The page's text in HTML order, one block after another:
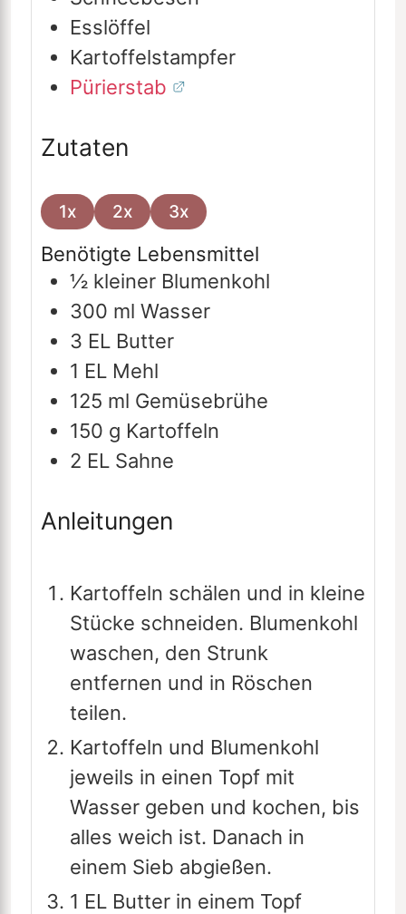
Esslöffel
Kartoffelstampfer
Pürierstab
Zutaten
1x 2x 3x
Benötigte Lebensmittel
½ kleiner Blumenkohl
300 ml Wasser
3 EL Butter
1 EL Mehl
125 ml Gemüsebrühe
150 g Kartoffeln
2 EL Sahne
Anleitungen
Kartoffeln schälen und in kleine
Stücke schneiden. Blumenkohl
waschen, den Strunk
entfernen und in Röschen
teilen.
Kartoffeln und Blumenkohl
jeweils in einen Topf mit
Wasser geben und kochen, bis
alles weich ist. Danach in
einem Sieb abgießen.
1 EL Butter in einem Topf